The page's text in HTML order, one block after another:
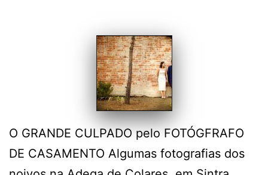
O GRANDE CULPADO pelo FOTÓGFRAFO
DE CASAMENTO Algumas fotografias dos